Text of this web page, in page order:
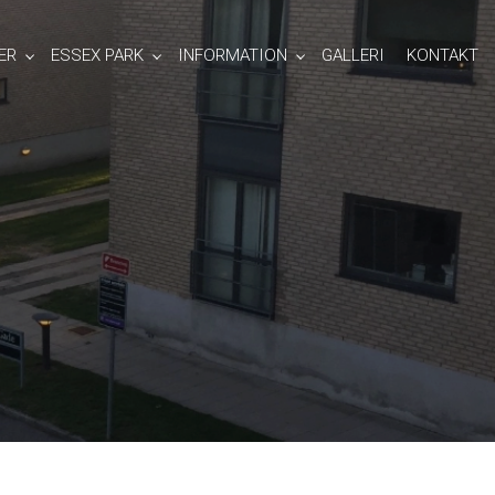
ESSEX PARK INFORMATION GALLERI KONTAKT